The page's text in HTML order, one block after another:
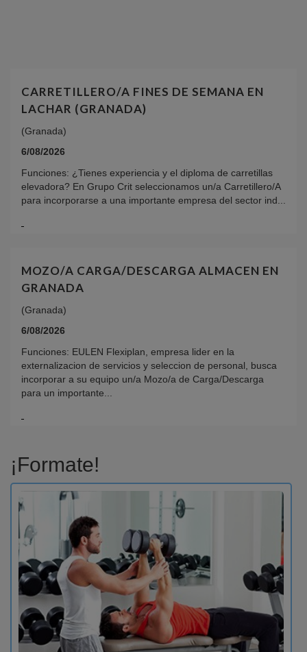
CARRETILLERO/A FINES DE SEMANA EN
LACHAR (GRANADA)
(Granada)
6/08/2026
Funciones: ¿Tienes experiencia y el diploma de carretillas
elevadora? En Grupo Crit seleccionamos un/a Carretillero/A
para incorporarse a una importante empresa del sector ind...
MOZO/A CARGA/DESCARGA ALMACEN EN
GRANADA
(Granada)
6/08/2026
Funciones: EULEN Flexiplan, empresa lider en la
externalizacion de servicios y seleccion de personal, busca
incorporar a su equipo un/a Mozo/a de Carga/Descarga
para un importante...
¡Formate!